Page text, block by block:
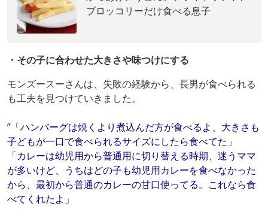
ブロッコリーだけ食べる息子
・その子に合わせた大きさや味つけにする
モンズースーさんは、失敗の経験から、長男が食べられる
も工夫を見つけていきました。
”「ハンバーグは焼くより煮込んだ方が食べるよ、大きさも
子どもが一口で食べられるサイズにしたら食べてた」
「カレーは幼児用から普通用に切り替える時期、迷うママ
が多いけど、うちはどの子も幼児用カレーを食べなかった
から、最初から普通のカレーの甘口使ってる。これなら食
べてくれたよ」